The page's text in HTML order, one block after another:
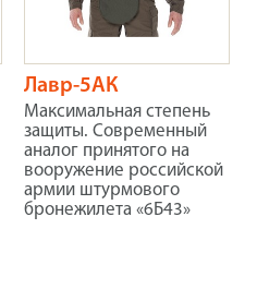
Лавр-5АК
Максимальная степень
защиты. Современный
аналог принятого на
вооружение российской
армии штурмового
бронежилета «6Б43»